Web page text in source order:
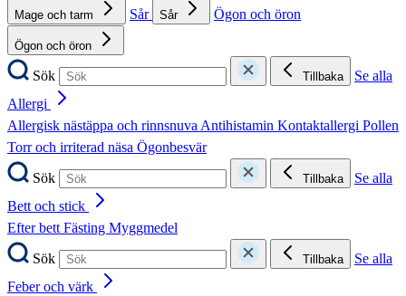
Mage och tarm Sår Sår Ögon och öron
Ögon och öron
Sök Tillbaka
Se alla
Allergi
Allergisk nästäppa och rinnsnuvaAntihistamin Kontaktallergi Pollen
Torr och irriterad näsa Ögonbesvär
Sök
Tillbaka
Se alla
Bett och stick
Efter bettFästing Myggmedel
Sök
Tillbaka
Se alla
Feber och värk